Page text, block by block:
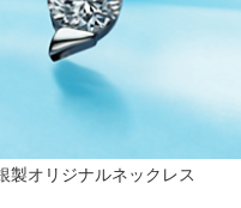
製オリジナルネックレス